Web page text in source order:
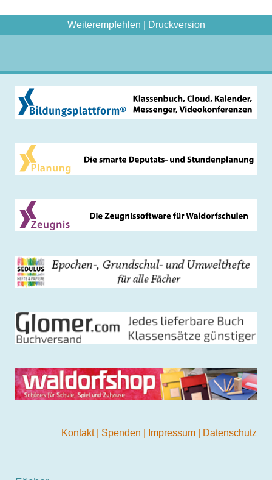
Weiterempfehlen Druckversion
Kontakt Spenden Impressum Datenschutz